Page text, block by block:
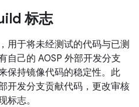
标志
用于将未经测试的代码与已测
自己的 AOSP 外部开发分支
保持镜像代码的稳定性。此
开发分支贡献代码，更改审核
标志。